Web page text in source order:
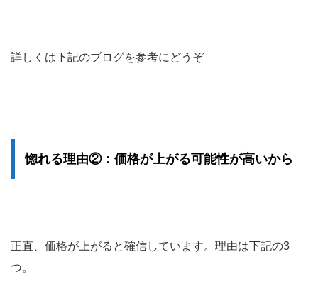
詳しくは下記のブログを参考にどうぞ
惚れる理由②：価格が上がる可能性が高いから
正直、価格が上がると確信しています。理由は下記の3
つ。